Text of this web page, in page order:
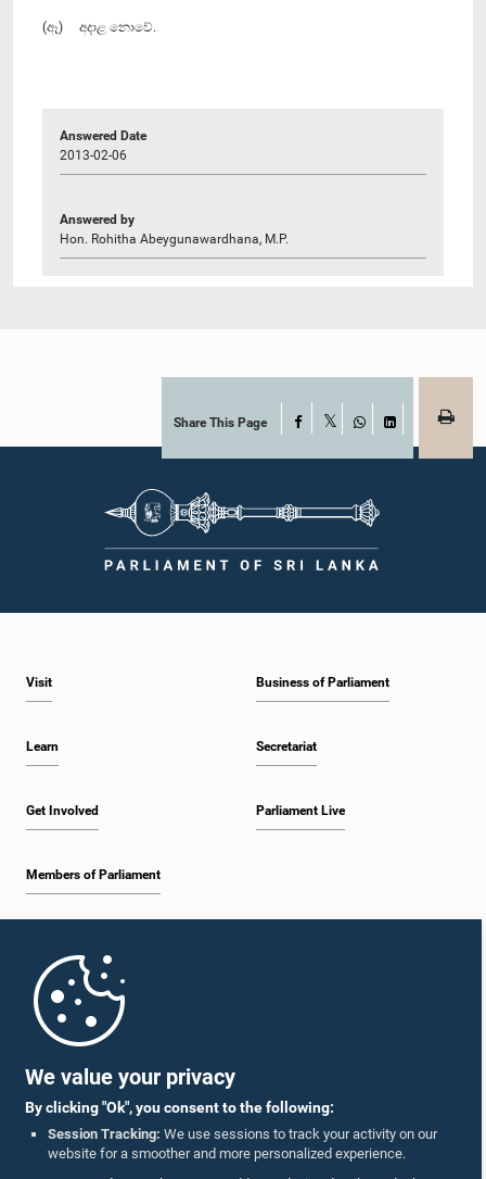
We value your privacy
By clicking "Ok", you consent to the following:
Session Tracking: We use sessions to track your activity on our
website for a smoother and more personalized experience.
(ඈ) අදාළ නොවේ.
Answered Date
2013-02-06
Answered by
Hon. Rohitha Abeygunawardhana, M.P.
Share This Page Facebook
WhatsAppLinkedIn
Visit
Learn
Get Involved
Members of Parliament
Business of Parliament
Secretariat
Parliament Live
Parliament Mobile App
Follow Us On :